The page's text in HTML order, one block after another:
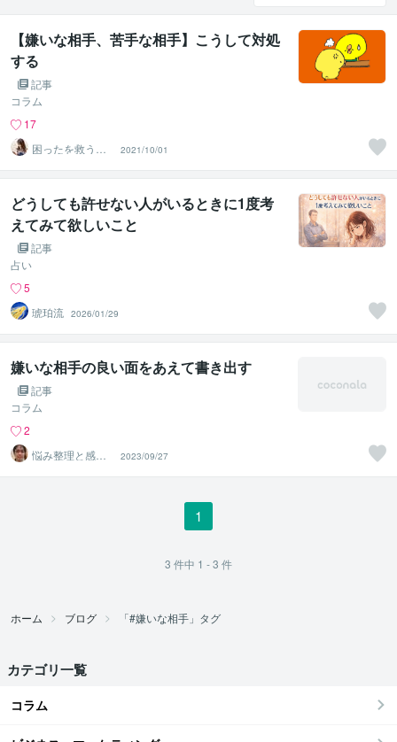
【嫌いな相手、苦手な相手】こうして対処
する
記事
コラム
17
困ったを救う☆
ササキハルコ
2021/10/01
どうしても許せない人がいるときに1度考
えてみて欲しいこと
記事
占い
5
琥珀流 2026/01/29
嫌いな相手の良い面をあえて書き出す
記事
コラム
2
悩み整理と感情
開放のセラピス
トイチロー
2023/09/27
1
3 件中 1 - 3 件
ホーム ブログ 「#嫌いな相手」タグ
カテゴリ一覧
コラム